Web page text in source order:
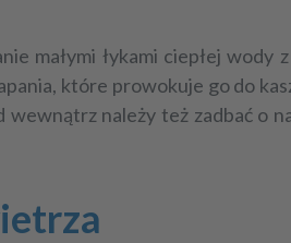
małymi łykami ciepłej wody
które prowokuje go do
należy też zadbać o